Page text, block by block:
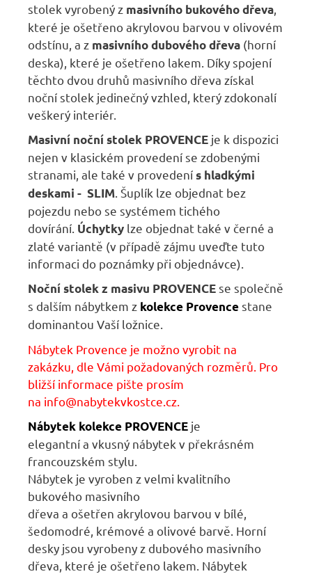
stolek vyrobený z masivního bukového dřeva,
které je ošetřeno akrylovou barvou v olivovém
odstínu, a z masivního dubového dřeva (horní
deska), které je ošetřeno lakem. Díky spojení
těchto dvou druhů masivního dřeva získal
noční stolek jedinečný vzhled, který zdokonalí
veškerý interiér.
Masivní noční stolek PROVENCE je k dispozici
nejen v klasickém provedení se zdobenými
stranami, ale také v provedenís hladkými
deskami - SLIM. Šuplík lze objednat bez
pojezdu nebo se systémem tichého
dovírání. Úchytky lze objednat také v černé a
zlaté variantě (v případě zájmu uveďte tuto
informaci do poznámky při objednávce).
Noční stolek z masivu PROVENCE se společně
s dalším nábytkem z kolekce Provence stane
dominantou Vaší ložnice.
Nábytek Provence je možno vyrobit na
zakázku, dle Vámi požadovaných rozměrů. Pro
bližší informace pište prosím
na info@nabytekvkostce.cz.
Nábytek kolekce PROVENCE je
elegantnía vkusný nábytek v překrásném
francouzském stylu.
Nábytek je vyroben zvelmi kvalitního
bukového masivního
dřeva a ošetřen akrylovou barvou v bílé,
šedomodré, krémové a olivové barvě. Horní
desky jsou vyrobeny z dubového masivního
dřeva, které je ošetřeno lakem. Nábytek